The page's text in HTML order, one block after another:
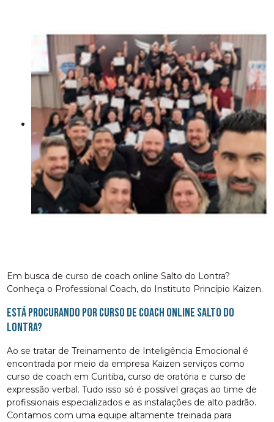
Em busca de curso de coach online Salto do Lontra?
Conheça o Professional Coach, do Instituto Princípio Kaizen.
Está procurando por curso de coach online Salto do
Lontra?
Ao se tratar de Treinamento de Inteligência Emocional é
encontrada por meio da empresa Kaizen serviços como
curso de coach em Curitiba, curso de oratória e curso de
expressão verbal. Tudo isso só é possível graças ao time de
profissionais especializados e as instalações de alto padrão.
Contamos com uma equipe altamente treinada para